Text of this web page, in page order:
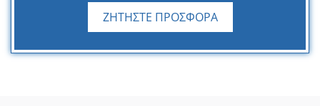
ΖΗΤΗΣΤΕ ΠΡΟΣΦΟΡΑ